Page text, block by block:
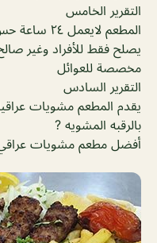
التقرير الخامس
المطعم
يصلح فقط للأفراد وغير
مخصصة للعوائل
التقرير السادس
يقدم المطعم مشويات
بالرقبه المشويه ?
أفضل مطعم مشويات عراقي